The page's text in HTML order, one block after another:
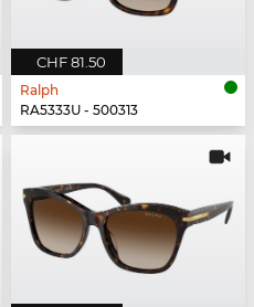
CHF 81.50
Ralph
RA5333U - 500313